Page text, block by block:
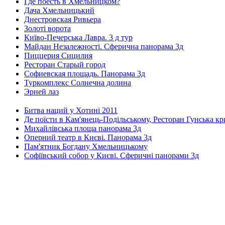
Дача Хмельницький
Днестровская Ривьера
Золоті ворота
Київо-Печерська Лавра. 3 д тур
Майдан Незалежності. Сферична панорама 3д
Пиццерия Сицилия
Ресторан Старый город
Софиевская площадь. Панорама 3д
Туркомплекс Солнечна долина
Эрней лаз
Битва наций у Хотині 2011
Де поїсти в Кам'янець-Подільському, Ресторан Гунська
Михайлівська площа панорама 3д
Оперний театр в Києві. Панорама 3д
Пам'ятник Богдану Хмельницькому
Софіївський собор у Києві. Сферичні панорами 3д